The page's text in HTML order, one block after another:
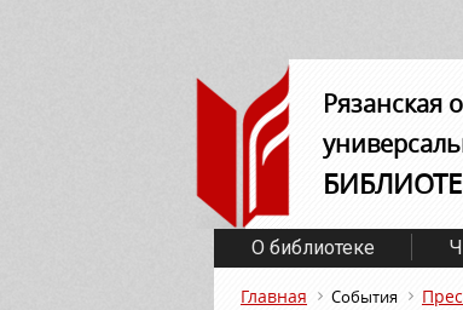
Рязанская
О библиотеке
Главная События